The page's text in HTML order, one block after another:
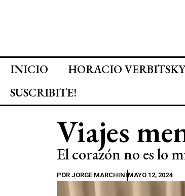
INICIO HORACIO VERBITSKY
SUSCRIBITE!
Viajes
El corazón no es lo
POR JORGE MARCHINI MAYO 12, 2024